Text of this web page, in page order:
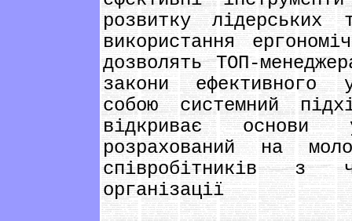
розвитку лідерських
використання
дозволять ТОП-
закони ефективного
собою системний
відкриває основи
розрахований на
співробітників з
організації